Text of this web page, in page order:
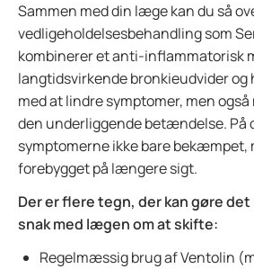
Sammen med din læge kan du så
vedligeholdelsesbehandling som
kombinerer et anti-inflammatorisk
langtidsvirkende bronkieudvider
med at lindre symptomer, men
den underliggende betændelse. På
symptomerne ikke bare bekæmpet,
forebygget på længere sigt.
Der er flere tegn, der kan gøre
snak med lægen om at skifte:
Regelmæssig brug af Ventolin